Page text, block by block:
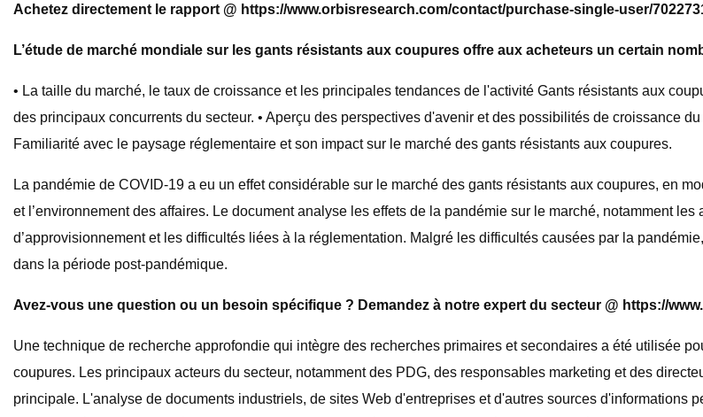
Achetez directement le rapport @ https://www.orbisresearch.com/contact/purchase-single-user/
L’étude de marché mondiale sur les gants résistants aux coupures offre aux acheteurs un certain
• La taille du marché, le taux de croissance et les principales tendances de l'activité Gants résistants aux
des principaux concurrents du secteur. • Aperçu des perspectives d'avenir et des possibilités de croissance
Familiarité avec le paysage réglementaire et son impact sur le marché des gants résistants aux coupures.
La pandémie de COVID-19 a eu un effet considérable sur le marché des gants résistants aux coupures, en
et l’environnement des affaires. Le document analyse les effets de la pandémie sur le marché, notamment
d’approvisionnement et les difficultés liées à la réglementation. Malgré les difficultés causées par la
dans la période post-pandémique.
Avez-vous une question ou un besoin spécifique ? Demandez à notre expert du secteur @ https://
Une technique de recherche approfondie qui intègre des recherches primaires et secondaires a été utilisée
coupures. Les principaux acteurs du secteur, notamment des PDG, des responsables marketing et des
principale. L'analyse de documents industriels, de sites Web d'entreprises et d'autres sources d'informations